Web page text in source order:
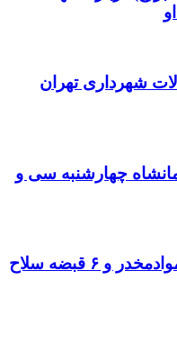
شهرداری تهران
چهارشنبه سی و
کشف حدود ۳۰۰ کیلوگرم موادمخدر و ۶ قبضه سلاح